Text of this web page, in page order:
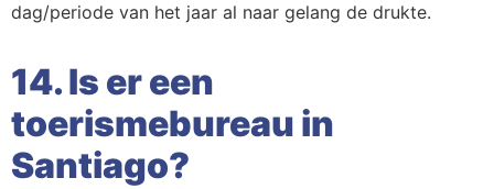
dag/periode van het jaar al naar gelang de drukte.
14. Is er een
toerismebureau in
Santiago?